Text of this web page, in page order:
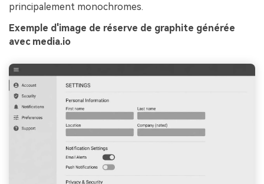
principalement monochromes.
Exemple d'image de réserve de graphite générée
avec media.io